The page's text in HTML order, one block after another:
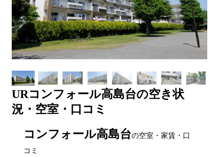
URコンフォール高島台の空き状
況・空室・口コミ
コンフォール高島台の空室・家賃・口
コミ